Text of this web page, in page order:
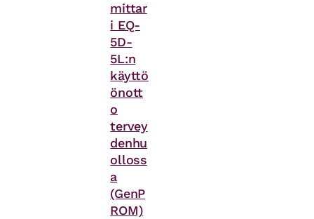
mittar
i EQ-
5D-
5L:n
käyttö
önott
o
tervey
denhu
olloss
a
(GenP
ROM)